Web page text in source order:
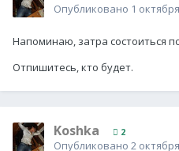
Опубликовано 1
Напоминаю, затра состоиться
Отпишитесь, кто будет.
Koshka 2
Опубликовано 2